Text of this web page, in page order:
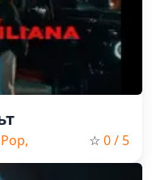
☆ 0/ 5